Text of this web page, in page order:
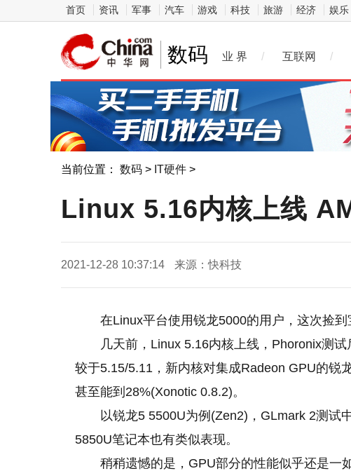
首页 资讯 军事 汽车 游戏 科技 旅游 经济 娱乐
数码 业 界 / 互联网 /
当前位置： 数码 > IT硬件 >
Linux 5.16内核上线
2021-12-28 10:37:14 来源：快科技
在Linux平台使用锐龙5000的用户，这次捡到
几天前，Linux 5.16内核上线，Phoronix测
较于5.15/5.11，新内核对集成Radeon GPU的锐
甚至能到28%(Xonotic 0.8.2)。
以锐龙5 5500U为例(Zen2)，GLmark 2测试
5850U笔记本也有类似表现。
稍稍遗憾的是，GPU部分的性能似乎还是一